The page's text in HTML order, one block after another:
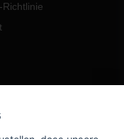
Richtlinie